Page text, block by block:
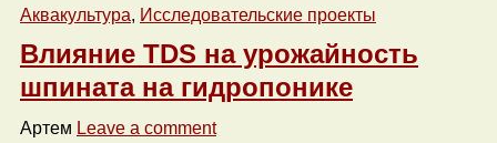
Аквакультура, Исследовательские проекты
Влияние TDS на урожайность
шпината на гидропонике
Артем Leave a comment